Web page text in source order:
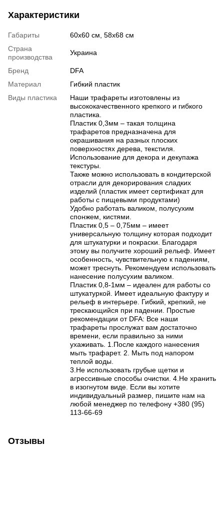
Характеристики
Габариты
60x60 см, 58x68 см
Страна
производства
Украина
Бренд
DFA
Материал
Гибкий пластик
Виды пластика
Наши трафареты изготовлены из
высококачественного крепкого и гибкого
пластика.
Пластик 0,3мм – такая толщина
трафаретов предназначена для
окрашивания на разных плоских
поверхностях дерева, текстиля.
Использование для декора и декупажа
текстуры.
Также можно использовать в кондитерской
отрасли для декорирования сладких
изделий (пластик имеет сертификат для
работы с пищевыми продуктами)
Удобно работать валиком, полусухим
спонжем, кистями.
Пластик 0,5 – 0,75мм – имеет
универсальную толщину которая подходит
для штукатурки и покраски. Благодаря
этому вы получите хороший рельеф. Имеет
особенность, чувствительную к падениям,
может треснуть. Рекомендуем использовать
нанесение полусухим валиком.
Пластик 0,8-1мм – идеален для работы со
штукатуркой. Имеет идеальную фактуру и
рельеф в интерьере. Гибкий, крепкий, не
трескающийся при падении. Простые
рекомендации от DFA: Все наши
трафареты прослужат вам достаточно
времени, если правильно за ними
ухаживать. 1.После каждого нанесения
мыть трафарет. 2. Мыть под напором
теплой воды.
3.Не использовать грубые щетки и
агрессивные способы очистки. 4.Не хранить
в изогнутом виде. Если вы хотите
индивидуальный размер, пишите нам на
любой менеджер по телефону +380 (95)
113-66-69
Отзывы